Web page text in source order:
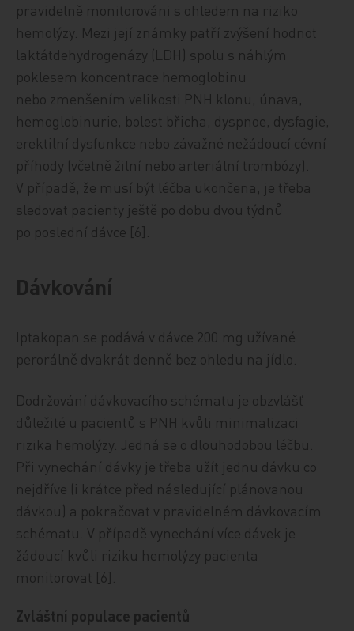
pravidelně monitorováni s ohledem na riziko
hemolýzy. Mezi její známky patří zvýšení hodnot
laktátdehydrogenázy (LDH) spolu s náhlým
poklesem koncentrace hemoglobinu
nebo zmenšením velikosti PNH klonu, únava,
hemoglobinurie, bolest břicha, dyspnoe, dysfagie,
erektilní dysfunkce nebo závažné nežádoucí cévní
příhody (včetně žilní nebo arteriální trombózy).
V případě, že musí být léčba ukončena, je třeba
sledovat pacienty ještě po dobu dvou týdnů
po poslední dávce [6].
Dávkování
Iptakopan se podává v dávce 200 mg užívané
perorálně dvakrát denně bez ohledu na jídlo.
Dodržování dávkovacího schématu je obzvlášť
důležité u pacientů s PNH kvůli minimalizaci
rizika hemolýzy. Jedná se o dlouhodobou léčbu.
Při vynechání dávky je třeba užít jednu dávku co
nejdříve (i krátce před následující plánovanou
dávkou) a pokračovat v pravidelném dávkovacím
schématu. V případě vynechání více dávek je
žádoucí kvůli riziku hemolýzy pacienta
monitorovat [6].
Zvláštní populace pacientů